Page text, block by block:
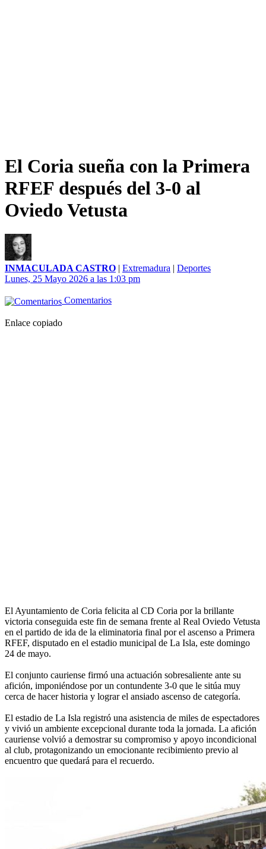
El Coria sueña con la Primera
RFEF después del 3-0 al
Oviedo Vetusta
INMACULADA CASTRO | Extremadura | Deportes
Lunes, 25 Mayo 2026 a las 1:03 pm
Comentarios
Enlace copiado
El Ayuntamiento de Coria felicita al CD Coria por la brillante
victoria conseguida este fin de semana frente al Real Oviedo Vetusta
en el partido de ida de la eliminatoria final por el ascenso a Primera
RFEF, disputado en el estadio municipal de La Isla, este domingo
24 de mayo.
El conjunto cauriense firmó una actuación sobresaliente ante su
afición, imponiéndose por un contundente 3-0 que le sitúa muy
cerca de hacer historia y lograr el ansiado ascenso de categoría.
El estadio de La Isla registró una asistencia de miles de espectadores
y vivió un ambiente excepcional durante toda la jornada. La afición
cauriense volvió a demostrar su compromiso y apoyo incondicional
al club, protagonizando un emocionante recibimiento previo al
encuentro que quedará para el recuerdo.